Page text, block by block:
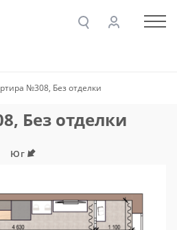
№308, Без отделки
Без отделки
Юг